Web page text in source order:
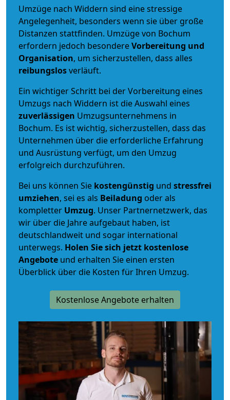
Umzüge nach Widdern sind eine stressige
Angelegenheit, besonders wenn sie über große
Distanzen stattfinden. Umzüge von Bochum
erfordern jedoch besondereVorbereitung und
Organisation, um sicherzustellen, dass alles
reibungslosverläuft.
Ein wichtiger Schritt bei der Vorbereitung eines
Umzugs nach Widdern ist die Auswahl eines
zuverlässigen Umzugsunternehmens in
Bochum. Es ist wichtig, sicherzustellen, dass das
Unternehmen über die erforderliche Erfahrung
und Ausrüstung verfügt, um den Umzug
erfolgreich durchzuführen.
Bei uns können Sie kostengünstig und stressfrei
umziehen, sei es als Beiladung oder als
kompletter Umzug. Unser Partnernetzwerk, das
wir über die Jahre aufgebaut haben, ist
deutschlandweit und sogar international
unterwegs. Holen Sie sich jetzt kostenlose
Angebote und erhalten Sie einen ersten
Überblick über die Kosten für Ihren Umzug.
Kostenlose Angebote erhalten